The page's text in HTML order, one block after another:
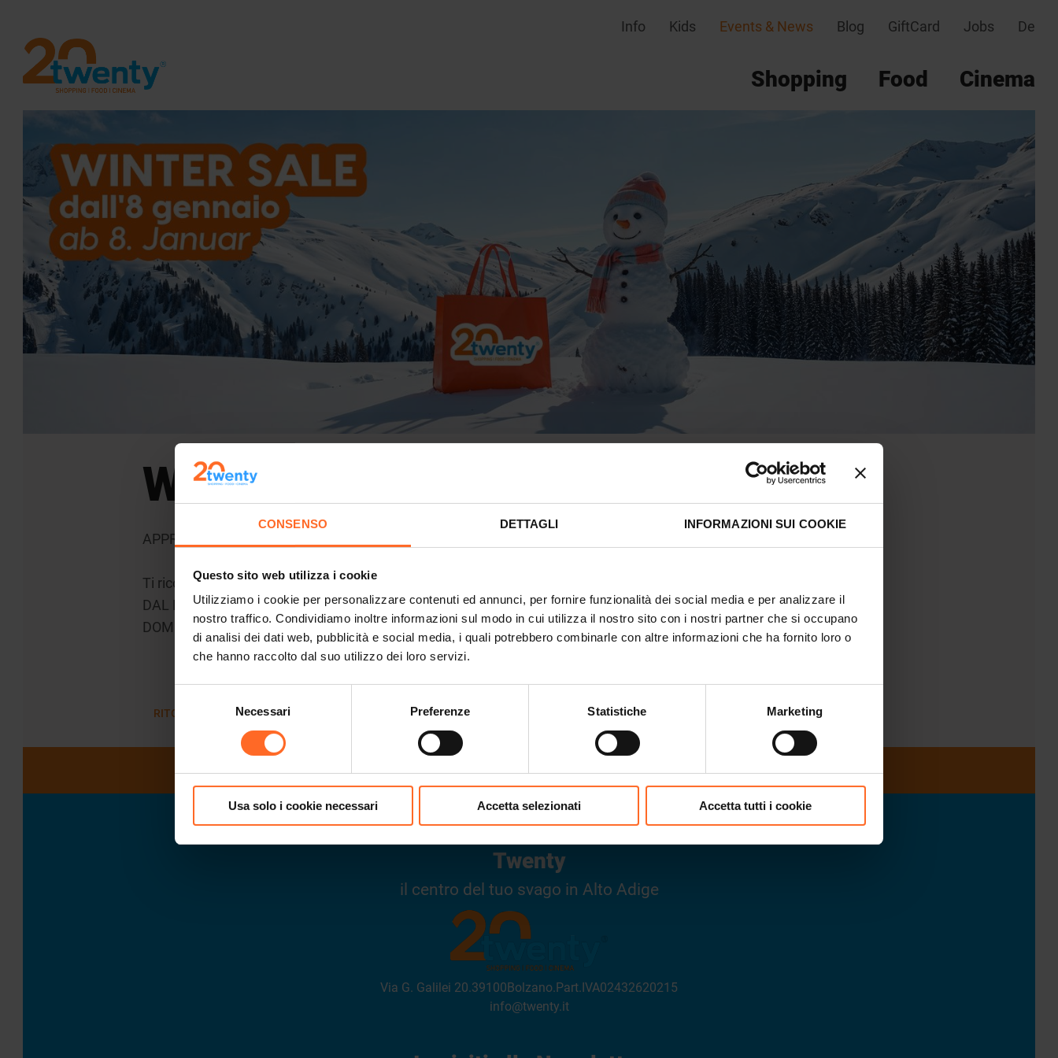
CONSENSO DETTAGLI INFORMAZIONI SUI COOKIE
Questo sito web utilizza i cookie
Utilizziamo i cookie per personalizzare contenuti ed annunci, per fornire funzionalità dei social media e per analizzare il
nostro traffico. Condividiamo inoltre informazioni sul modo in cui utilizza il nostro sito con i nostri partner che si occupano
di analisi dei dati web, pubblicità e social media, i quali potrebbero combinarle con altre informazioni che ha fornito loro o
che hanno raccolto dal suo utilizzo dei loro servizi.
del
Necessari Preferenze Statistiche Marketing
Usa solo i cookie necessari Accetta selezionati Accetta tutti i cookie
Info Kids Events & News Blog GiftCard Jobs De
Shopping Food Cinema
Winter Sale
APPROFITTA DELLE FANTASTICHE OCCASIONI
Ti ricordiamo che gli orari dei nostri negozi sono i seguenti:
DAL LUNEDI' AL SABATO 09:00 - 19:30
DOMENICA 10:00 - 19:30
RITORNA ALLA LISTA
ORARI DI APERTURA
Twenty
il centro del tuo svago in Alto Adige
Via G. Galilei 20.39100 Bolzano. Part.IVA02432620215
info@twenty.it